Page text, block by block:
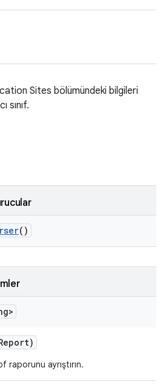
Sites bölümündeki bilgileri
sınıf.
()
raporunu ayrıştırın.